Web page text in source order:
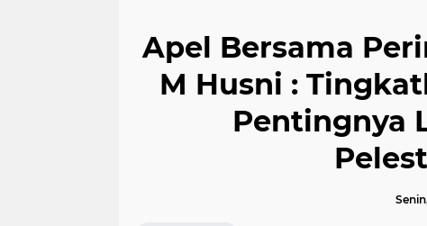
Apel Bersama
M Husni :
Pentingnya